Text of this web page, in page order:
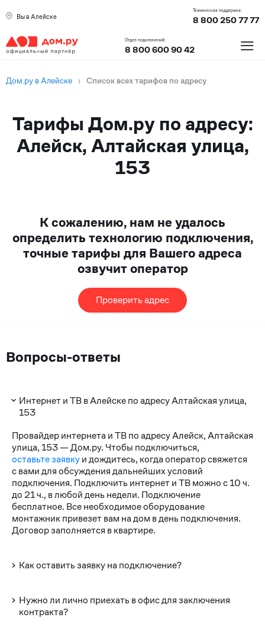
Вы в Алейске
Техническая поддержка:
8 800 250 77 77
Отдел подключений:
8 800 600 90 42 ≡
Дом.ру в Алейске › Список всех тарифов по адресу
Тарифы Дом.ру по адресу:
Алейск, Алтайская улица,
153
К сожалению, нам не удалось
определить технологию подключения,
точные тарифы для Вашего адреса
озвучит оператор
Проверить адрес
Вопросы-ответы
Интернет и ТВ в Алейске по адресу Алтайская улица,
153
Провайдер интернета и ТВ по адресу Алейск, Алтайская
улица, 153 — Дом.ру. Чтобы подключиться,
оставьте заявкуи дождитесь, когда оператор свяжется
с вами для обсуждения дальнейших условий
подключения. Подключить интернет и ТВ можно с 10 ч.
до 21 ч., в любой день недели. Подключение
бесплатное. Все необходимое оборудование
монтажник привезет вам на дом в день подключения.
Договор заполняется в квартире.
Как оставить заявку на подключение?
Нужно ли лично приехать в офис для заключения
контракта?